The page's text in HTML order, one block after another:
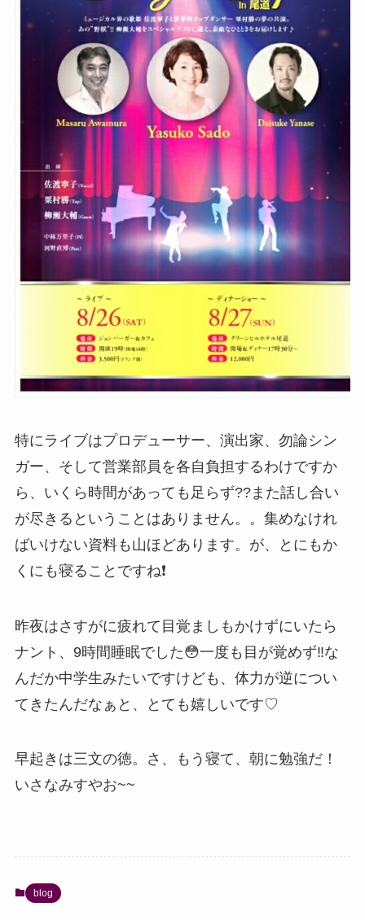
特にライブはプロデューサー、演出家、勿論シン
ガー、そして営業部員を各自負担するわけですか
ら、いくら時間があっても足らず??また話し合い
が尽きるということはありません。。集めなけれ
ばいけない資料も山ほどあります。が、とにもか
くにも寝ることですね❗️
昨夜はさすがに疲れて目覚ましもかけずにいたら
ナント、9時間睡眠でした😳一度も目が覚めず‼な
んだか中学生みたいですけども、体力が逆につい
てきたんだなぁと、とても嬉しいです♡
早起きは三文の徳。さ、もう寝て、朝に勉強だ！
いさなみすやお~~
blog